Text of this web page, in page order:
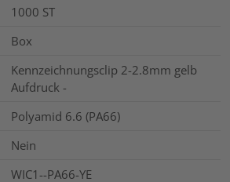
1000 ST
Box
Kennzeichnungsclip 2-2.8mm gelb
Aufdruck -
Polyamid 6.6 (PA66)
Nein
WIC1--PA66-YE